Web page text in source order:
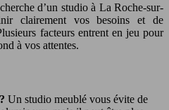
d’un studio à La Roche-sur-
clairement vos besoins et de
facteurs entrent en jeu pour
à vos attentes.
Un studio meublé vous évite de